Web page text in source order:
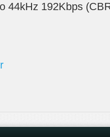
44kHz 192Kbps